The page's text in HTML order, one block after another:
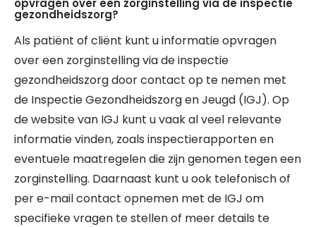
opvragen over een zorginstelling via de inspectie
gezondheidszorg?
Als patiënt of cliënt kunt u informatie opvragen
over een zorginstelling via de inspectie
gezondheidszorg door contact op te nemen met
de Inspectie Gezondheidszorg en Jeugd (IGJ). Op
de website van IGJ kunt u vaak al veel relevante
informatie vinden, zoals inspectierapporten en
eventuele maatregelen die zijn genomen tegen een
zorginstelling. Daarnaast kunt u ook telefonisch of
per e-mail contact opnemen met de IGJ om
specifieke vragen te stellen of meer details te